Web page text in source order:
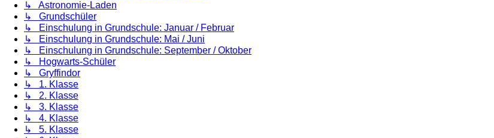
↳ Astronomie-Laden
↳ Grundschüler
↳ Einschulung in Grundschule: Januar / Februar
↳ Einschulung in Grundschule: Mai / Juni
↳ Einschulung in Grundschule: September / Oktober
↳ Hogwarts-Schüler
↳ Gryffindor
↳ 1. Klasse
↳ 2. Klasse
↳ 3. Klasse
↳ 4. Klasse
↳ 5. Klasse